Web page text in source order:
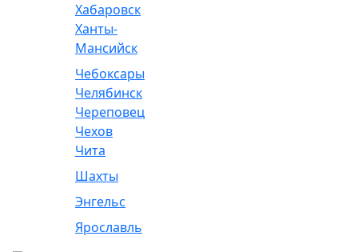
Хабаровск
Ханты-
Мансийск
Чебоксары
Челябинск
Череповец
Чехов
Чита
Шахты
Энгельс
Ярославль